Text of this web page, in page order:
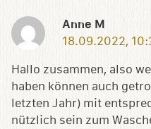
Anne M
18.09.2022,
Hallo zusammen, also
haben können auch
letzten Jahr) mit
nützlich sein zum